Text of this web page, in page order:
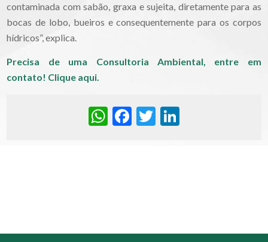
contaminada com sabão, graxa e sujeita, diretamente para as
bocas de lobo, bueiros e consequentemente para os corpos
hídricos”, explica.
Precisa de uma Consultoria Ambiental, entre em
contato! Clique aqui.
WhatsApp
Facebook
Twitter